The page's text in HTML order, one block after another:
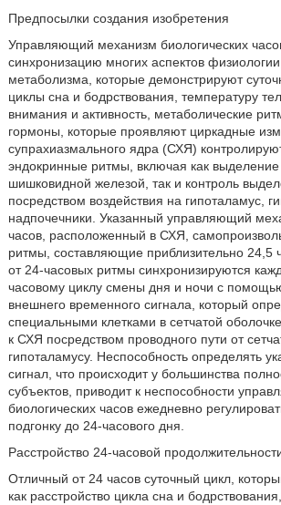
Предпосылки создания изобретения
Управляющий механизм биологических
синхронизацию многих аспектов
метаболизма, которые демонстрируют
циклы сна и бодрствования, температуру
внимания и активность, метаболические
гормоны, которые проявляют циркадные
супрахиазмального ядра (СХЯ)
эндокринные ритмы, включая как
шишковидной железой, так и контроль
посредством воздействия на гипоталамус,
надпочечники. Указанный управляющий
часов, расположенный в СХЯ,
ритмы, составляющие приблизительно 24,5
от 24-часовых ритмы синхронизируются
часовому циклу смены дня и ночи с
внешнего временного сигнала, который
специальными клетками в сетчатой
к СХЯ посредством проводного пути от
гипоталамусу. Неспособность определять
сигнал, что происходит у большинства
субъектов, приводит к неспособности
биологических часов ежедневно
подгонку до 24-часового дня.
Расстройство 24-часовой
Отличный от 24 часов суточный цикл,
как расстройство цикла сна и